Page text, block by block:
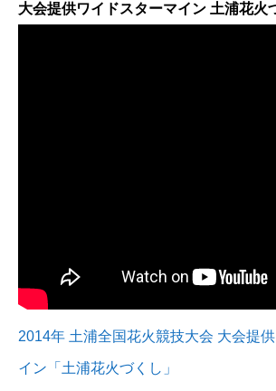
大会提供ワイドスターマイン 土浦花火
2014年 土浦全国花火競技大会 大会提
イン「土浦花火づくし」